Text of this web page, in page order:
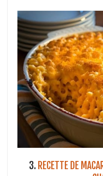
3. RECETTE DE